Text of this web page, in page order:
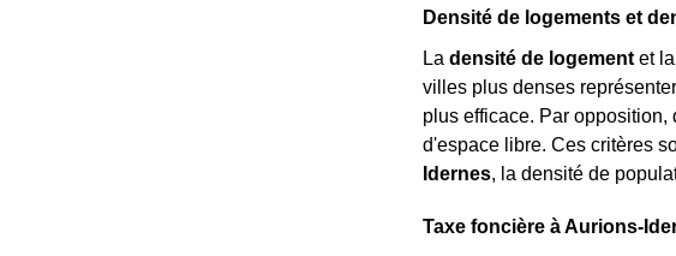
Densité de logements et
La densité de logement et la
villes plus denses
plus efficace. Par
d'espace libre. Ces critères
Idernes, la densité de
Taxe foncière à Aurions-